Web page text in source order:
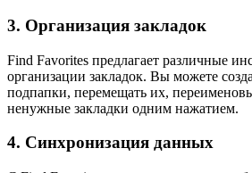
3. Организация закладок
Find Favorites предлагает различные
организации закладок. Вы можете
подпапки, перемещать их,
ненужные закладки одним нажатием.
4. Синхронизация данных